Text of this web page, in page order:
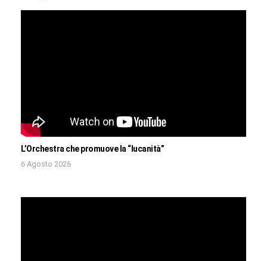
L’Orchestra che promuove la “lucanità”
6 Agosto 2026